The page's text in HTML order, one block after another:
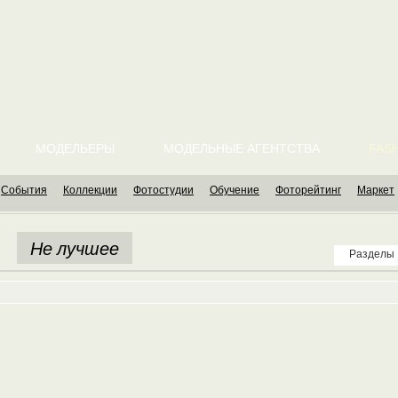
МОДЕЛЬЕРЫ МОДЕЛЬНЫЕ АГЕНТСТВА
События Коллекции Фотостудии Обучение Фоторейтинг Маркет
Разделы
Не лучшее